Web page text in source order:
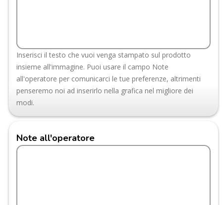
Inserisci il testo che vuoi venga stampato sul prodotto
insieme all'immagine. Puoi usare il campo Note
all'operatore per comunicarci le tue preferenze, altrimenti
penseremo noi ad inserirlo nella grafica nel migliore dei
modi.
Note all'operatore